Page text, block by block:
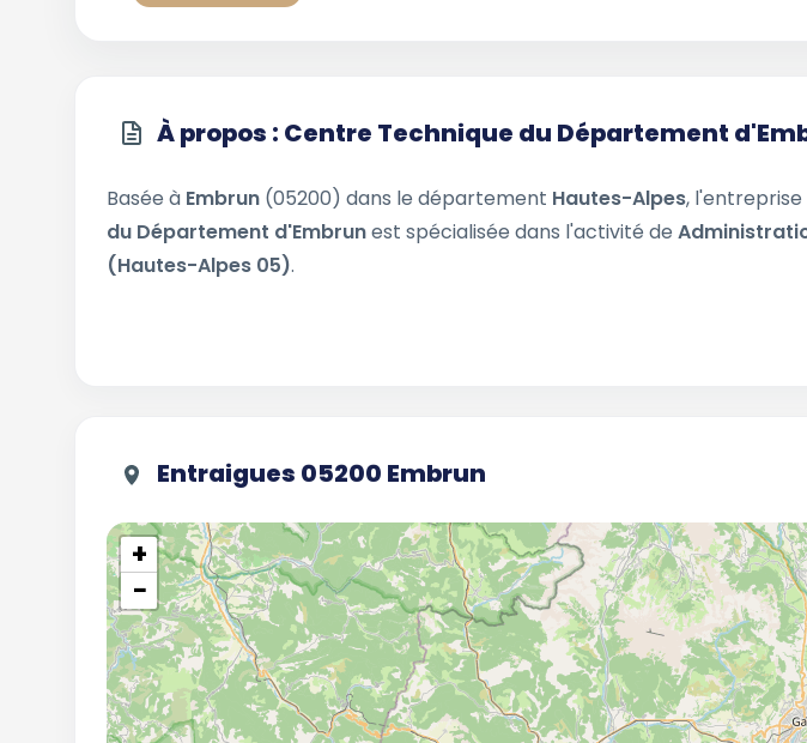
À propos : Centre Technique du Département
Basée à Embrun (05200) dans le département Hautes-Alpes, l'entreprise
du Département d'Embrunest spécialisée dans l'activité de
(Hautes-Alpes 05).
Entraigues 05200 Embrun
+
−